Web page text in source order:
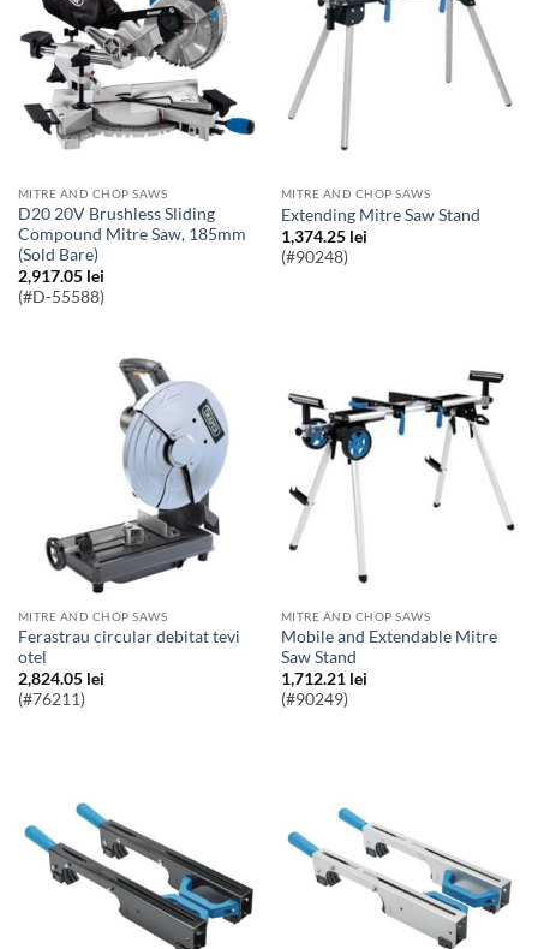
MITRE AND CHOP SAWS
D20 20V Brushless Sliding
Compound Mitre Saw, 185mm
(Sold Bare)
2,917.05 lei
(#D-55588)
MITRE AND CHOP SAWS
Extending Mitre Saw Stand
1,374.25 lei
(#90248)
MITRE AND CHOP SAWS
Ferastrau circular debitat tevi
otel
2,824.05 lei
(#76211)
MITRE AND CHOP SAWS
Mobile and Extendable Mitre
Saw Stand
1,712.21 lei
(#90249)